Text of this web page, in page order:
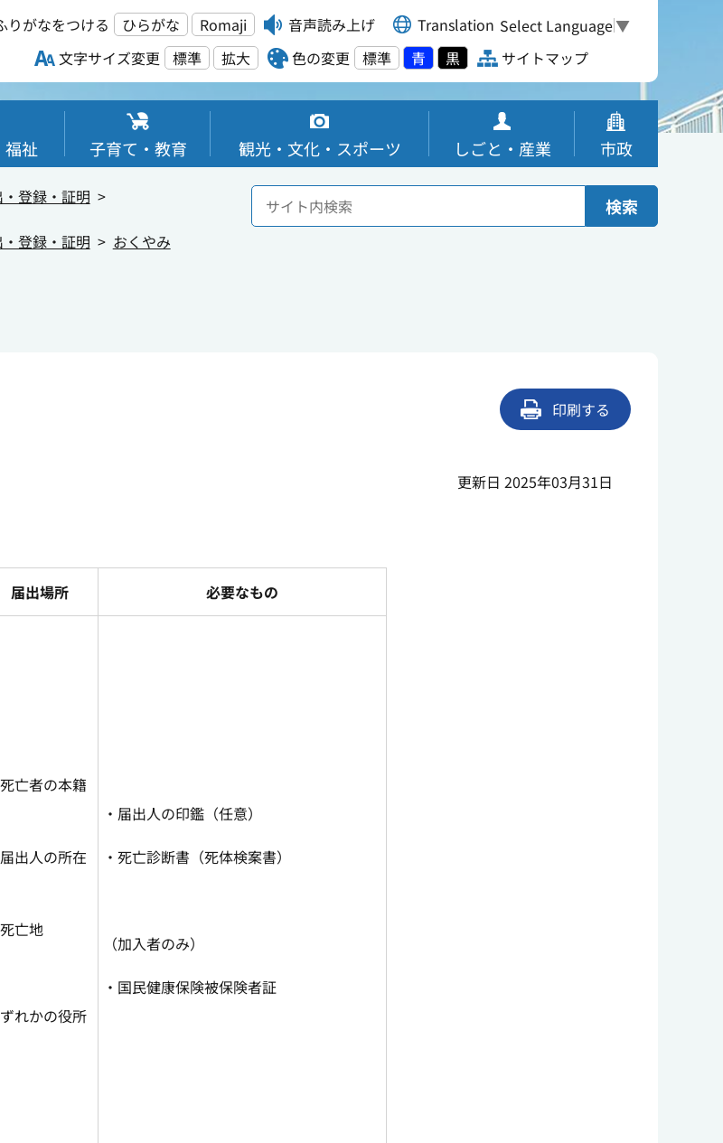
りがなをつける ひらがな Romaji 音声読み上げ Translation Select Language▼
文字サイズ変更
標準 拡大 色の変更 標準 青 黒 サイトマップ
福祉 子育て・教育 観光・文化・スポーツ しごと・産業 市政
登録・証明
登録・証明
おくやみ
検索
印刷する
更新日 2025年03月31日
届出場所 必要なもの
死亡者の本籍
届出人の所在
死亡地
れかの役所
・届出人の印鑑（任意）
・死亡診断書（死体検案書）
（加入者のみ）
・国民健康保険被保険者証